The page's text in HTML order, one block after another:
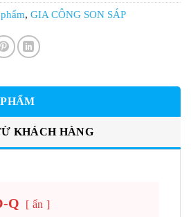
, GIA CÔNG SON SÁP
KHÁCH HÀNG
Q ẩn